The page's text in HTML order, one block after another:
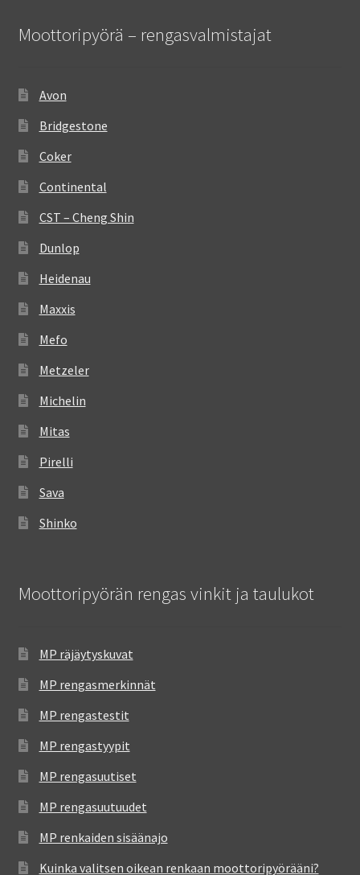
Moottoripyörä – rengasvalmistajat
Avon
Bridgestone
Coker
Continental
CST – Cheng Shin
Dunlop
Heidenau
Maxxis
Mefo
Metzeler
Michelin
Mitas
Pirelli
Sava
Shinko
Moottoripyörän rengas vinkit ja taulukot
MP räjäytyskuvat
MP rengasmerkinnät
MP rengastestit
MP rengastyypit
MP rengasuutiset
MP rengasuutuudet
MP renkaiden sisäänajo
Kuinka valitsen oikean renkaan moottoripyörääni?